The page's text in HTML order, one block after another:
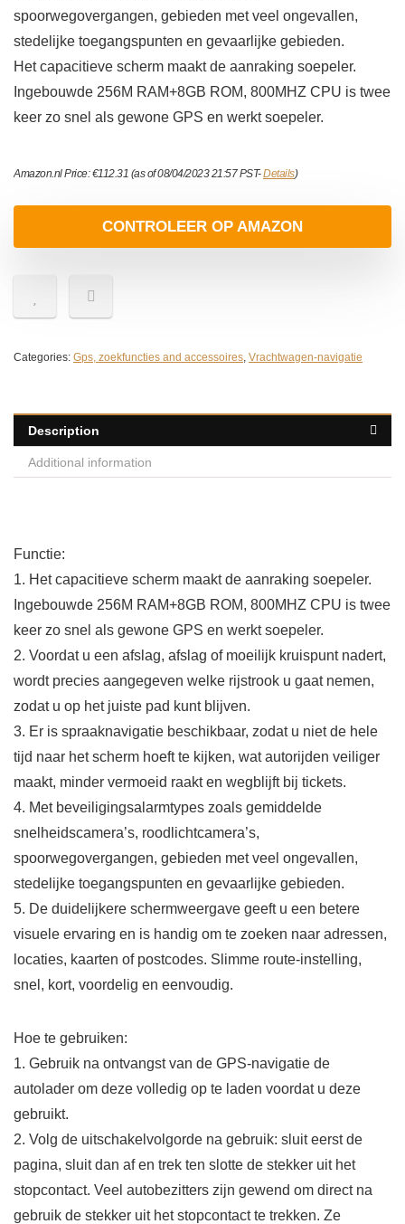
spoorwegovergangen, gebieden met veel ongevallen,
stedelijke toegangspunten en gevaarlijke gebieden.
Het capacitieve scherm maakt de aanraking soepeler.
Ingebouwde 256M RAM+8GB ROM, 800MHZ CPU is twee
keer zo snel als gewone GPS en werkt soepeler.
Amazon.nl Price:€112.31 (as of 08/04/2023 21:57 PST-Details)
CONTROLEER OP AMAZON
Categories: Gps, zoekfuncties and accessoires, Vrachtwagen-navigatie
Description
Additional information
Functie:
1. Het capacitieve scherm maakt de aanraking soepeler.
Ingebouwde 256M RAM+8GB ROM, 800MHZ CPU is twee
keer zo snel als gewone GPS en werkt soepeler.
2. Voordat u een afslag, afslag of moeilijk kruispunt nadert,
wordt precies aangegeven welke rijstrook u gaat nemen,
zodat u op het juiste pad kunt blijven.
3. Er is spraaknavigatie beschikbaar, zodat u niet de hele
tijd naar het scherm hoeft te kijken, wat autorijden veiliger
maakt, minder vermoeid raakt en wegblijft bij tickets.
4. Met beveiligingsalarmtypes zoals gemiddelde
snelheidscamera’s, roodlichtcamera’s,
spoorwegovergangen, gebieden met veel ongevallen,
stedelijke toegangspunten en gevaarlijke gebieden.
5. De duidelijkere schermweergave geeft u een betere
visuele ervaring en is handig om te zoeken naar adressen,
locaties, kaarten of postcodes. Slimme route-instelling,
snel, kort, voordelig en eenvoudig.
Hoe te gebruiken:
1. Gebruik na ontvangst van de GPS-navigatie de
autolader om deze volledig op te laden voordat u deze
gebruikt.
2. Volg de uitschakelvolgorde na gebruik: sluit eerst de
pagina, sluit dan af en trek ten slotte de stekker uit het
stopcontact. Veel autobezitters zijn gewend om direct na
gebruik de stekker uit het stopcontact te trekken. Ze